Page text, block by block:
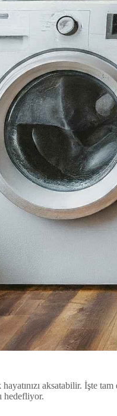
aksatabilir. İşte
hedefliyor.